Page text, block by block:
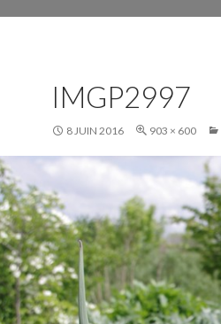
IMGP2997
8 JUIN 2016 903 × 600